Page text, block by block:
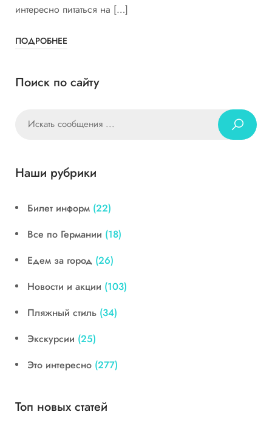
интересно питаться на […]
ПОДРОБНЕЕ
Поиск по сайту
Наши рубрики
Билет информ (22)
Все по Германии (18)
Едем за город (26)
Новости и акции (103)
Пляжный стиль (34)
Экскурсии (25)
Это интересно (277)
Топ новых статей